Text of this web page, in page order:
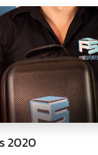
2020